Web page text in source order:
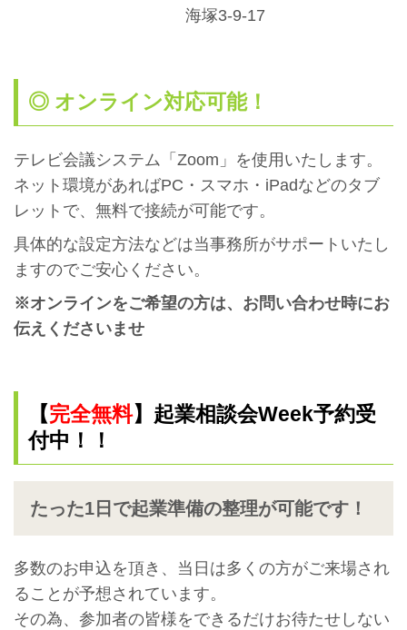
海塚3-9-17
◎ オンライン対応可能！
テレビ会議システム「Zoom」を使用いたします。
ネット環境があればPC・スマホ・iPadなどのタブ
レットで、無料で接続が可能です。
具体的な設定方法などは当事務所がサポートいたし
ますのでご安心ください。
※オンラインをご希望の方は、お問い合わせ時にお
伝えくださいませ
【完全無料】起業相談会Week予約受
付中！！
たった1日で起業準備の整理が可能です！
多数のお申込を頂き、当日は多くの方がご来場され
ることが予想されています。
その為、参加者の皆様をできるだけお待たせしない